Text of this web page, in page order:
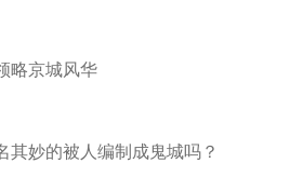
略京城风华
妙的被人编制成鬼城吗？